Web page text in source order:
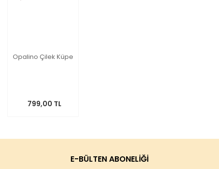
Opalino Çilek Küpe
799,00 TL
E-BÜLTEN ABONELİĞİ